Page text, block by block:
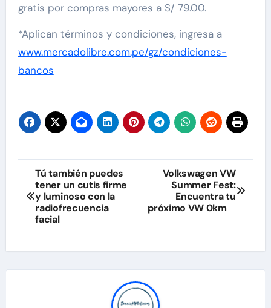
gratis por compras mayores a S/ 79.00.
*Aplican términos y condiciones, ingresa a
www.mercadolibre.com.pe/gz/condiciones-
bancos
Navegación
de
entradas
Tú también puedes
tener un cutis firme
y luminoso con la
radiofrecuencia
facial
Volkswagen VW
Summer Fest:
Encuentra tu
próximo VW 0km